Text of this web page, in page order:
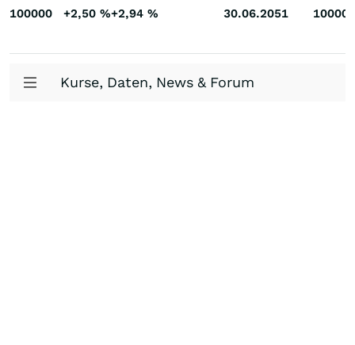
100000 +2,50 %+2,94 % 30.06.2051 100000
Kurse, Daten, News & Forum